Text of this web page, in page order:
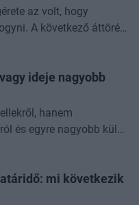
az volt, hogy
A következő áttörés
ideje nagyobb
hanem
és egyre nagyobb külső
mi következik